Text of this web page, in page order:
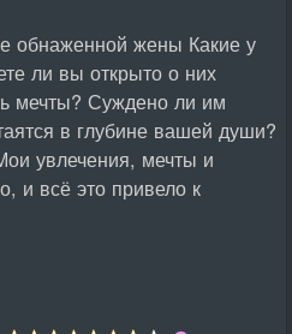
обнаженной жены Какие у
ли вы открыто о них
мечты? Суждено ли им
в глубине вашей души?
увлечения, мечты и
и всё это привело к